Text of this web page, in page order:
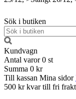
Sök i butiken
Kundvagn
Antal varor 0 st
Summa 0 kr
Till kassan Mina sidor
500 kr kvar till fri